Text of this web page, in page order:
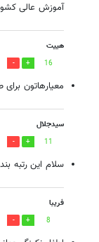
آموزش عالی
هییت
16
معیارهاتون
سیدجلال
11
سلام این رتبه
فریبا
8